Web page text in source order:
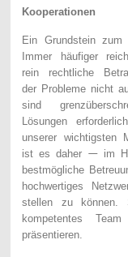
Kooperationen
Ein Grundstein zum
Immer häufiger
rein rechtliche
der Probleme nicht
sind
Lösungen
unserer wichtigsten
ist es daher — im
bestmögliche
hochwertiges
stellen zu
kompetentes
präsentieren.